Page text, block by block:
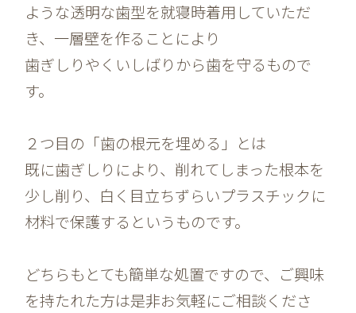
ような透明な歯型を就寝時着用していただ
き、一層壁を作ることにより
歯ぎしりやくいしばりから歯を守るもので
す。
２つ目の「歯の根元を埋める」とは
既に歯ぎしりにより、削れてしまった根本を
少し削り、白く目立ちずらいプラスチックに
材料で保護するというものです。
どちらもとても簡単な処置ですので、ご興味
を持たれた方は是非お気軽にご相談くださ